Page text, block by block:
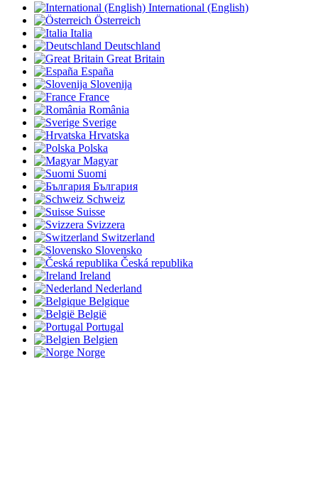
International (English)
Österreich
Italia
Deutschland
Great Britain
España
Slovenija
France
România
Sverige
Hrvatska
Polska
Magyar
Suomi
България
Schweiz
Suisse
Svizzera
Switzerland
Slovensko
Česká republika
Ireland
Nederland
Belgique
België
Portugal
Belgien
Norge